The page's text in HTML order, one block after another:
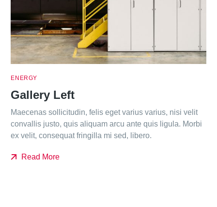
ENERGY
Gallery Left
Maecenas sollicitudin, felis eget varius varius, nisi velit
convallis justo, quis aliquam arcu ante quis ligula. Morbi
ex velit, consequat fringilla mi sed, libero.
Read More